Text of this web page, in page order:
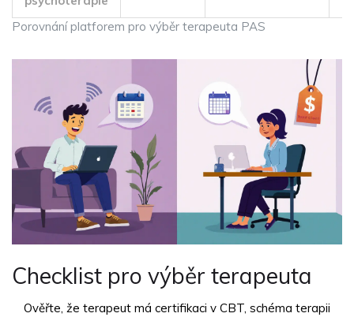
Porovnání platforem pro výběr terapeuta PAS
Checklist pro výběr terapeuta
Ověřte, že terapeut má certifikaci v CBT, schéma terapii